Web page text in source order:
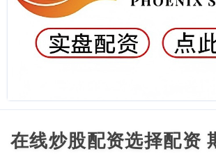
在线炒股配资选择配资